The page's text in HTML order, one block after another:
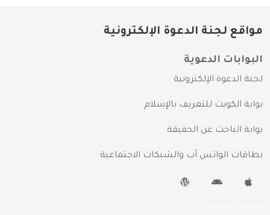
مواقع لجنة الدعوة الإلكترونية
البوابات الدعوية
لجنة الدعوة الإلكترونية
بوابة الكويت للتعريف بالإسلام
بوابة الباحث عن الحقيقة
بطاقات الواتس آب والشبكات الاجتماعية